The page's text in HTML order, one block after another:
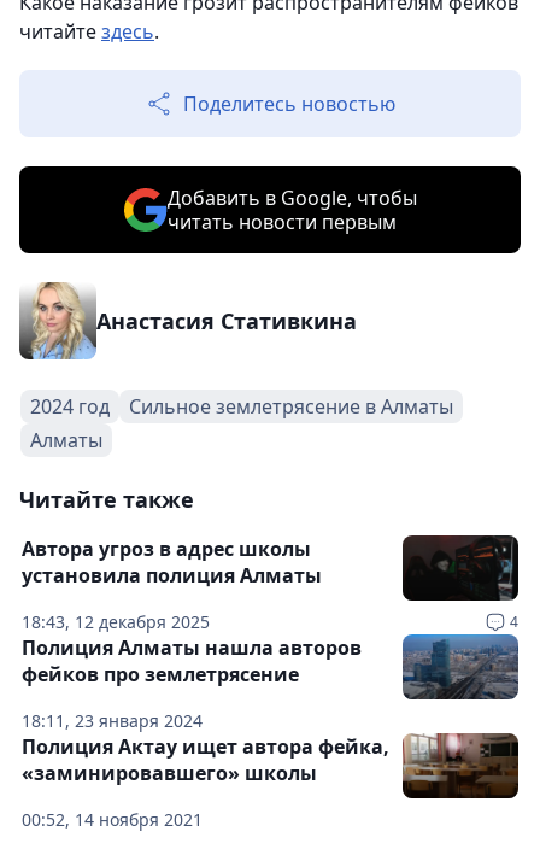
читайтездесь.
Поделитесь новостью
Добавить в Google, чтобы
читать новости первым
Анастасия Стативкина
2024 год
Сильное землетрясение в Алматы
Алматы
Читайте также
18:43, 12 декабря 2025 4
Автора угроз в адрес школы
установила полиция Алматы
18:11, 23 января 2024
Полиция Алматы нашла авторов
фейков про землетрясение
00:52, 14 ноября 2021
Полиция Актау ищет автора фейка,
«заминировавшего» школы